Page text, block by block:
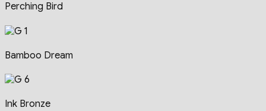
Perching Bird
Bamboo Dream
Ink Bronze